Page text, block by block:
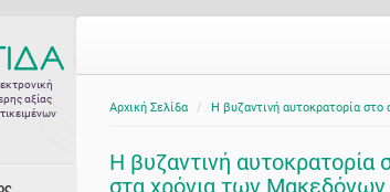
Αρχική Σελίδα Η βυζαντινή αυτοκρατορία στο
Η βυζαντινή αυτοκρατορία
στα χρόνια των Μακεδόνων
αξίας